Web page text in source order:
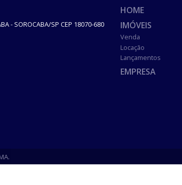
- SOROCABA/SP CEP 18070-680
HOME
IMÓVEIS
Venda
Locação
Lançamentos
EMPRESA